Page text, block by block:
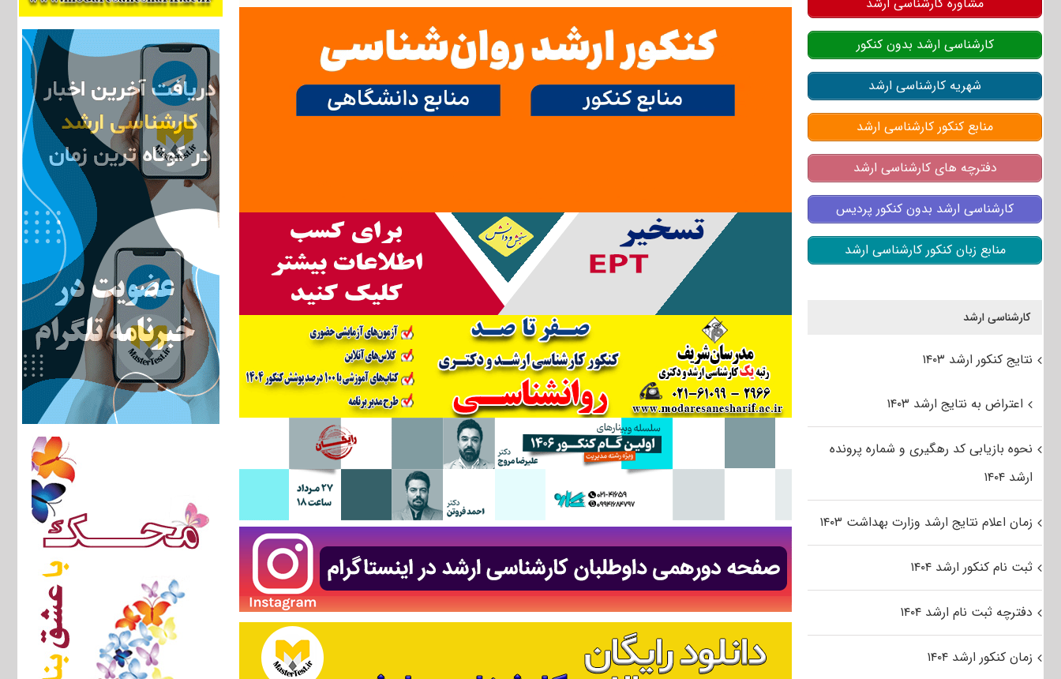
کارشناسی ارشد بدون کنکور
شهریه کارشناسی ارشد
منابع کنکور کارشناسی ارشد
دفترچه های کارشناسی ارشد
کارشناسی ارشد بدون کنکور پردیس
منابع زبان کنکور کارشناسی ارشد
کارشناسی ارشد
نتایج کنکور ارشد ۱۴۰۳
اعتراض به نتایج ارشد ۱۴۰۳
نحوه بازیابی کد رهگیری و شماره پرونده
ارشد ۱۴۰۴
زمان اعلام نتایج ارشد وزارت بهداشت ۱۴۰۳
ثبت نام کنکور ارشد ۱۴۰۴
دفترچه ثبت نام ارشد ۱۴۰۴
زمان کنکور ارشد ۱۴۰۴